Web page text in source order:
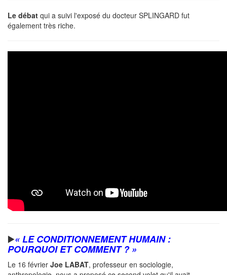
Le débat qui a suivi l'exposé du docteur SPLINGARD fut
également très riche.
▶️« LE CONDITIONNEMENT HUMAIN :
POURQUOI ET COMMENT ? »
Le 16 février Joe LABAT, professeur en sociologie,